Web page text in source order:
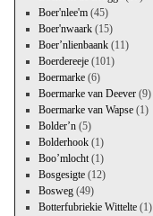
Boer'nlee'm(45)
Boer'nwaark(15)
Boer’nlienbaank(11)
Boerdereeje(101)
Boermarke(6)
Boermarke van Deever(9)
Boermarke van Wapse(1)
Bolder’n(5)
Bolderhook(1)
Boo’mlocht(1)
Bosgesigte(12)
Bosweg(49)
Botterfubriekie Wittelte(1)